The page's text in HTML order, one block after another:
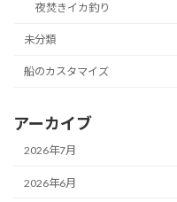
夜焚きイカ釣り
未分類
船のカスタマイズ
アーカイブ
2026年7月
2026年6月